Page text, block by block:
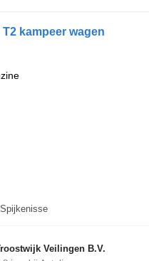
kampeer wagen
Veilingen B.V.